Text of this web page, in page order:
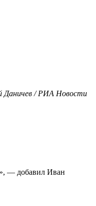
Даничев / РИА Новости
— добавил Иван